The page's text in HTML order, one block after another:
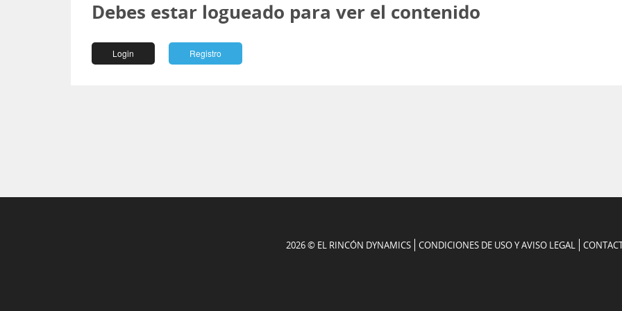
Debes estar logueado para ver el contenido
Login Registro
2026 © EL RINCÓN DYNAMICS CONDICIONES DE USO Y AVISO LEGAL